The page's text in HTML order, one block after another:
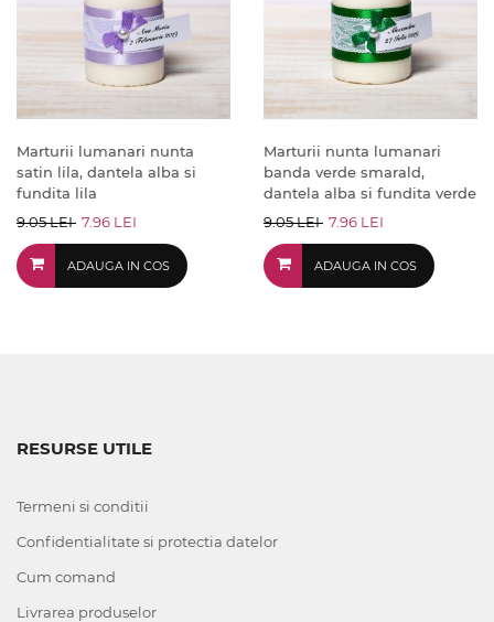
Marturii lumanari nunta
satin lila, dantela alba si
fundita lila
9.05 LEI 7.96 LEI
ADAUGA IN COS
Marturii nunta lumanari
banda verde smarald,
dantela alba si fundita verde
9.05 LEI 7.96 LEI
ADAUGA IN COS
RESURSE UTILE
Termeni si conditii
Confidentialitate si protectia datelor
Cum comand
Livrarea produselor